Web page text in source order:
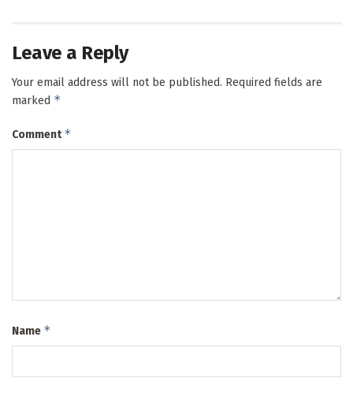
Leave a Reply
Your email address will not be published. Required fields are
marked *
Comment*
Name *